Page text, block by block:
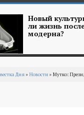
Новый
ли жизнь
модерна?
Дня» Новости» Мутко: